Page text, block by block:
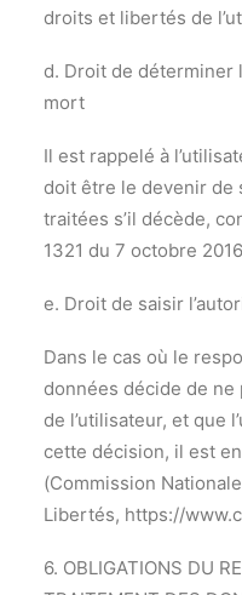
droits et libertés de
d. Droit de déterminer
mort
Il est rappelé à
doit être le devenir de
traitées s’il décède,
1321 du 7 octobre
e. Droit de saisir
Dans le cas où le
données décide de ne
de l’utilisateur, et que
cette décision, il est
(Commission
Libertés, https://
6. OBLIGATIONS DU